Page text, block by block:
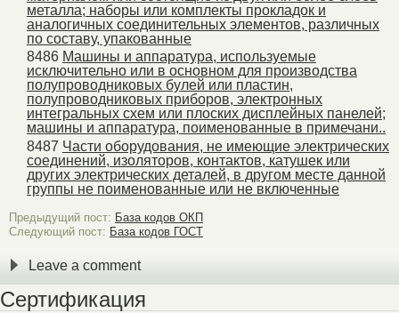
металла; наборы или комплекты прокладок и
аналогичных соединительных элементов, различных
по составу, упакованные
8486 Машины и аппаратура, используемые
исключительно или в основном для производства
полупроводниковых булей или пластин,
полупроводниковых приборов, электронных
интегральных схем или плоских дисплейных панелей;
машины и аппаратура, поименованные в примечани..
8487 Части оборудования, не имеющие электрических
соединений, изоляторов, контактов, катушек или
других электрических деталей, в другом месте данной
группы не поименованные или не включенные
Предыдущий пост: База кодов ОКП
Следующий пост: База кодов ГОСТ
Leave a comment
Сертификация